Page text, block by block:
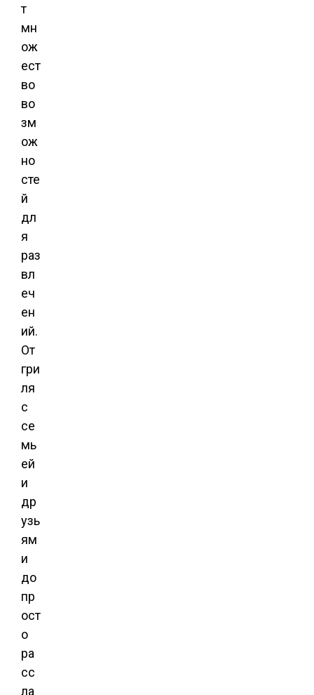
т
мн
ож
ест
во
во
зм
ож
но
сте
й
дл
я
раз
вл
еч
ен
ий.
От
гри
ля
с
се
мь
ей
и
др
узь
ям
и
до
пр
ост
о
ра
сс
ла